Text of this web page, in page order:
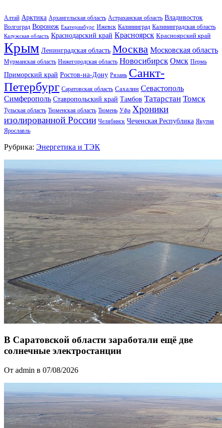
Алтай Арктика Архангельская область Астраханская область Владивосток
Волгоград Воронеж Екатеринбург Ижевск Калининград Калининградская область
Калужская область Краснодарский край Красноярск Красноярский край
Крым Ленинградская область Москва Московская область
Мурманская область Нижегородская область Новосибирск Омск Пермь
Приморский край Ростов-на-Дону Рязань Санкт-
Петербург Саратовская область Сахалин Севастополь
Симферополь Ставропольский край Тамбов Татарстан Томск
Тульская область Тюменская область Тюмень Уфа Хроники
изолированной России Челябинск Чеченская Республика Якутия
Ярославль
Рубрика: Энергетика и ТЭК
В Саратовской области заработали ещё две
солнечные электростанции
От admin в 07/08/2026